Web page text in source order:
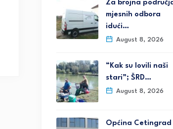
Za brojna
mjesnih odbora
idući…
August 8, 2026
“Kak su lovili naši
stari”; ŠRD…
August 8, 2026
Općina Cetingrad